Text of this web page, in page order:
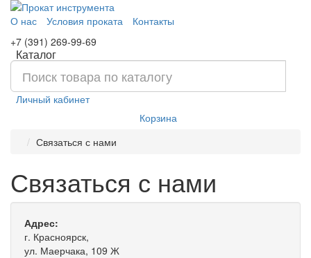
О нас Условия проката
Контакты
+7 (391) 269-99-69
Каталог
Личный кабинет
Корзина
Связаться с нами
Связаться с нами
Адрес:
г. Красноярск,
ул. Маерчака, 109 Ж